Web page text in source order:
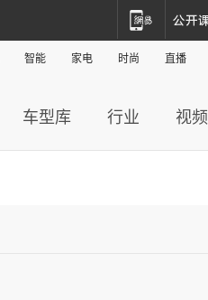
智能 家电 时尚 直播
车型库 行业 视频